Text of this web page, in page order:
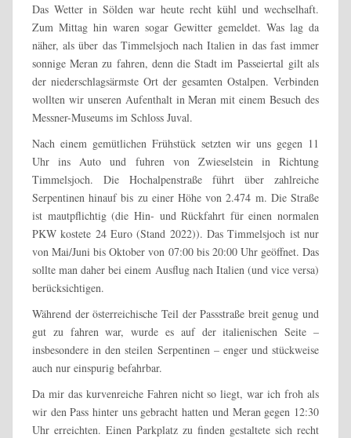
Das Wetter in Sölden war heute recht kühl und wechselhaft.
Zum Mittag hin waren sogar Gewitter gemeldet. Was lag da
näher, als über das Timmelsjoch nach Italien in das fast immer
sonnige Meran zu fahren, denn die Stadt im Passeiertal gilt als
der niederschlagsärmste Ort der gesamten Ostalpen. Verbinden
wollten wir unseren Aufenthalt in Meran mit einem Besuch des
Messner-Museums im Schloss Juval.
Nach einem gemütlichen Frühstück setzten wir uns gegen 11
Uhr ins Auto und fuhren von Zwieselstein in Richtung
Timmelsjoch. Die Hochalpenstraße führt über zahlreiche
Serpentinen hinauf bis zu einer Höhe von 2.474 m. Die Straße
ist mautpflichtig (die Hin- und Rückfahrt für einen normalen
PKW kostete 24 Euro (Stand 2022)). Das Timmelsjoch ist nur
von Mai/Juni bis Oktober von 07:00 bis 20:00 Uhr geöffnet. Das
sollte man daher bei einem Ausflug nach Italien (und vice versa)
berücksichtigen.
Während der österreichische Teil der Passstraße breit genug und
gut zu fahren war, wurde es auf der italienischen Seite –
insbesondere in den steilen Serpentinen – enger und stückweise
auch nur einspurig befahrbar.
Da mir das kurvenreiche Fahren nicht so liegt, war ich froh als
wir den Pass hinter uns gebracht hatten und Meran gegen 12:30
Uhr erreichten. Einen Parkplatz zu finden gestaltete sich recht